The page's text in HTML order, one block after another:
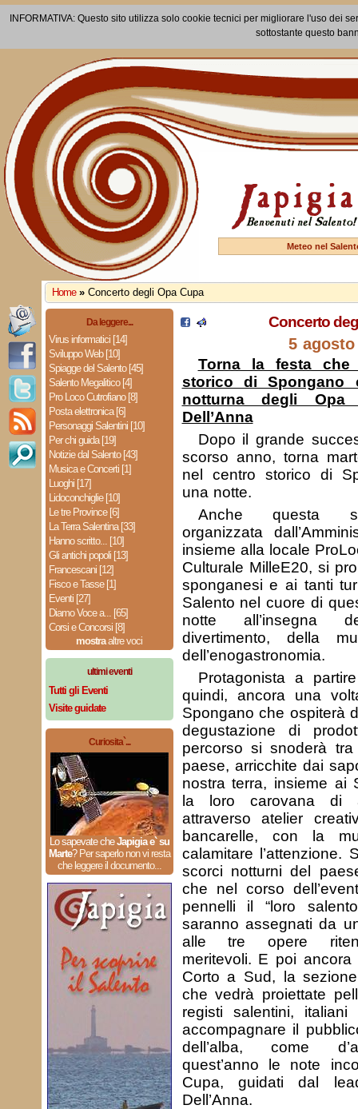
INFORMATIVA: Questo sito utilizza solo cookie tecnici per migliorare l'uso dei
sottostante questo
Meteo nel
Home » Concerto degli Opa Cupa
Da leggere...
Virus informatici [14]
Sviluppo Web [10]
Spiagge del Salento [45]
Salento Megalitico [4]
Pro Loco Cutrofiano [8]
Posta elettronica [6]
Personaggi Salentini [10]
Per chi guida [19]
Notizie dal Salento [43]
Musica e Concerti [1]
Luoghi [17]
Lidoconchiglie [10]
Le tre Province [6]
La Terra Salentina [33]
Hanno scritto... [10]
Gli antichi popoli [13]
Francescani [12]
Fisco e Tasse [1]
Eventi [27]
Diamo Voce a... [65]
Corsi e Concorsi [8]
mostraaltre voci
ultimi eventi
Tutti gli Eventi
Visite guidate
Curiosita`...
Lo sapevate cheJapigia e` su
Marte? Per saperlo non vi resta
che leggere il documento...
Concerto
5 agosto
Torna la festa
storico di
notturna degli
Dell’Anna
Dopo il grande
scorso anno, torna
nel centro storico di
una notte.
Anche questa
organizzata
insieme alla locale
Culturale MilleE20, si
sponganesi e ai tanti
Salento nel cuore di
notte all’insegna
divertimento, della
dell’enogastronomia.
Protagonista a
quindi, ancora una
Spongano che ospiterà
degustazione di
percorso si snoderà
paese, arricchite dai
nostra terra, insieme ai
la loro carovana di
attraverso atelier
bancarelle, con la
calamitare l’attenzione.
scorci notturni del
che nel corso
pennelli il “loro
saranno assegnati da
alle tre opere
meritevoli. E poi ancora
Corto a Sud, la
che vedrà proiettate
registi salentini,
accompagnare il
dell’alba, come
quest’anno le note
Cupa, guidati dal
Dell’Anna.